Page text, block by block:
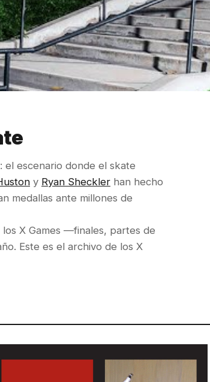
el escenario donde el skate
y Ryan Sheckler han hecho
medallas ante millones de
X Games —finales, partes de
Este es el archivo de los X